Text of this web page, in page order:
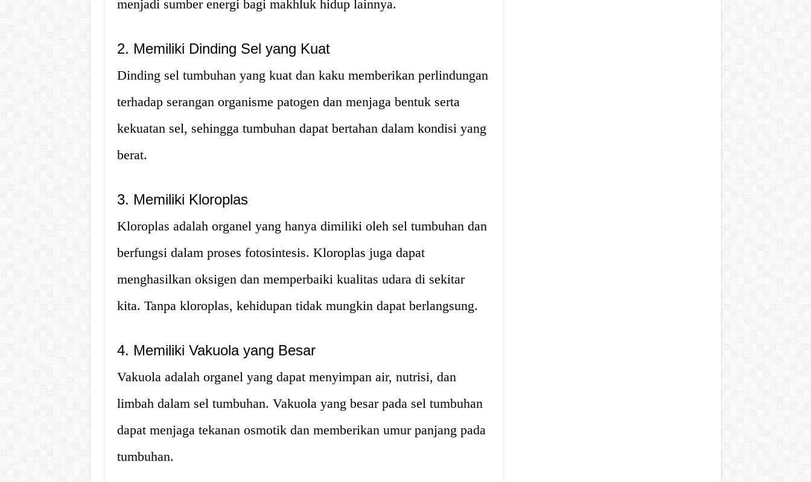
menjadi sumber energi bagi makhluk hidup lainnya.
2. Memiliki Dinding Sel yang Kuat
Dinding sel tumbuhan yang kuat dan kaku memberikan perlindungan
terhadap serangan organisme patogen dan menjaga bentuk serta
kekuatan sel, sehingga tumbuhan dapat bertahan dalam kondisi yang
berat.
3. Memiliki Kloroplas
Kloroplas adalah organel yang hanya dimiliki oleh sel tumbuhan dan
berfungsi dalam proses fotosintesis. Kloroplas juga dapat
menghasilkan oksigen dan memperbaiki kualitas udara di sekitar
kita. Tanpa kloroplas, kehidupan tidak mungkin dapat berlangsung.
4. Memiliki Vakuola yang Besar
Vakuola adalah organel yang dapat menyimpan air, nutrisi, dan
limbah dalam sel tumbuhan. Vakuola yang besar pada sel tumbuhan
dapat menjaga tekanan osmotik dan memberikan umur panjang pada
tumbuhan.